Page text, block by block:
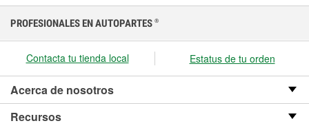
PROFESIONALES EN AUTOPARTES ®
Contacta tu tienda local Estatus de tu orden
Acerca de nosotros
Recursos